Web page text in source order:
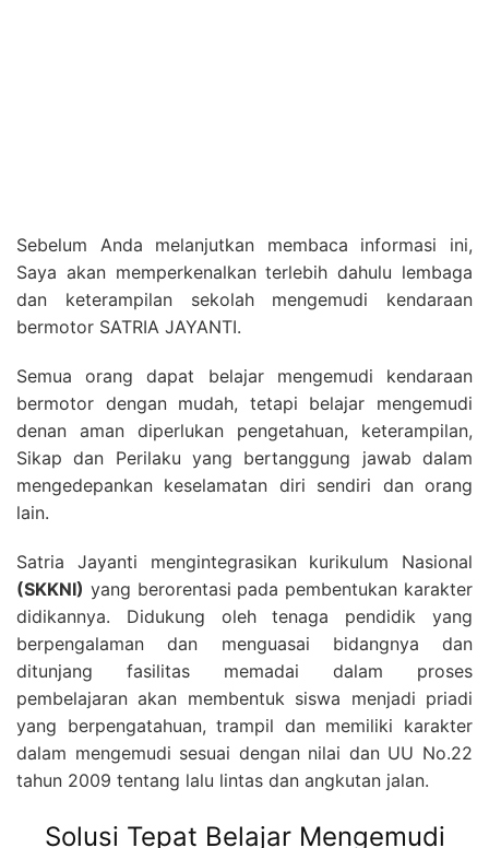
Sebelum Anda melanjutkan membaca informasi ini,
Saya akan memperkenalkan terlebih dahulu lembaga
dan keterampilan sekolah mengemudi kendaraan
bermotor SATRIA JAYANTI.
Semua orang dapat belajar mengemudi kendaraan
bermotor dengan mudah, tetapi belajar mengemudi
denan aman diperlukan pengetahuan, keterampilan,
Sikap dan Perilaku yang bertanggung jawab dalam
mengedepankan keselamatan diri sendiri dan orang
lain.
Satria Jayanti mengintegrasikan kurikulum Nasional
(SKKNI) yang berorentasi pada pembentukan karakter
didikannya. Didukung oleh tenaga pendidik yang
berpengalaman dan menguasai bidangnya dan
ditunjang fasilitas memadai dalam proses
pembelajaran akan membentuk siswa menjadi priadi
yang berpengatahuan, trampil dan memiliki karakter
dalam mengemudi sesuai dengan nilai dan UU No.22
tahun 2009 tentang lalu lintas dan angkutan jalan.
Solusi Tepat Belajar Mengemudi